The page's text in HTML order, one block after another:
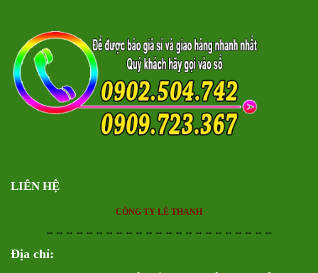
LIÊN HỆ
CÔNG TY LÊ THANH
⇔⇔⇔⇔⇔⇔⇔⇔⇔⇔⇔⇔⇔⇔⇔⇔⇔⇔⇔⇔⇔⇔⇔
Địa chỉ: